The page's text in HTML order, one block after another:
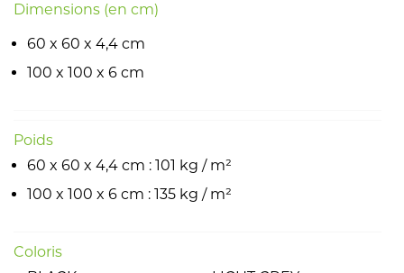
Dimensions (en cm)
60 x 60 x 4,4 cm
100 x 100 x 6 cm
Poids
60 x 60 x 4,4 cm : 101 kg / m²
100 x 100 x 6 cm : 135 kg / m²
Coloris